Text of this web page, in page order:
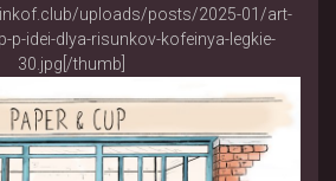
uploads/posts/2025-01/art-
p-idei-dlya-risunkov-kofeinya-legkie-
30.jpg[/thumb]